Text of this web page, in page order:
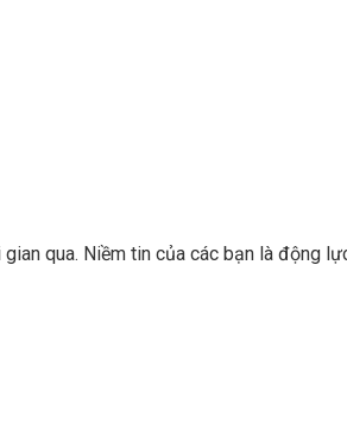
qua. Niềm tin của các bạn là động